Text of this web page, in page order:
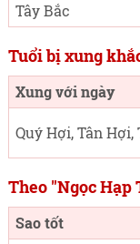
Tây Bắc
Tuổi bị xung
Xung với ngày
Quý Hợi, Tân Hợi,
Theo "Ngọc Hạp
Sao tốt